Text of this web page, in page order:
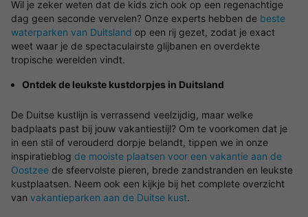
Wil je zeker weten dat de kids zich ook op een regenachtige
dag geen seconde vervelen? Onze experts hebben de beste
waterparken van Duitsland op een rij gezet, zodat je exact
weet waar je de spectaculairste glijbanen en overdekte
tropische werelden vindt.
Ontdek de leukste kustdorpjes in Duitsland
De Duitse kustlijn is verrassend veelzijdig, maar welke
badplaats past bij jouw vakantiestijl? Om te voorkomen dat je
in een stil of verouderd dorpje belandt, tippen we in onze
inspiratieblog de mooiste plaatsen voor een vakantie aan de
Oostzee de sfeervolste pieren, brede zandstranden en leukste
kustplaatsen. Neem ook een kijkje bij het complete overzicht
van vakantieparken aan de Duitse kust.